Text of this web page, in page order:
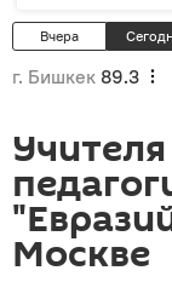
Вчера
г. Бишкек 89.3
Москве